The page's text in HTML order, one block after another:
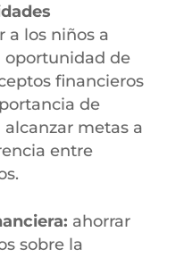
a los niños a
oportunidad de
financieros
de
metas a
entre
ahorrar
sobre la